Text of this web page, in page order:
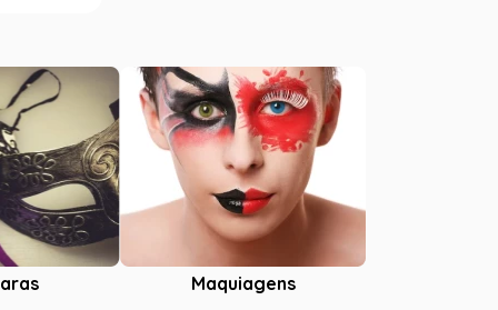
Maquiagens